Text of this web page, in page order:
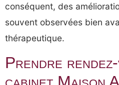
conséquent, des
souvent observées bien
thérapeutique.
Prendre